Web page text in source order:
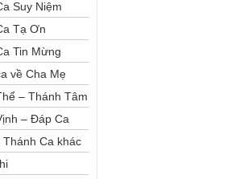
Suy Niệm
Tạ Ơn
Tin Mừng
về Cha Mẹ
– Thánh Tâm
– Đáp Ca
Thánh Ca khác